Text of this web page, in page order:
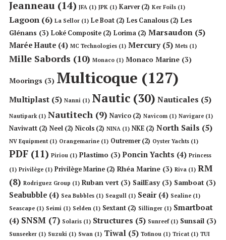
Jeanneau (14) JFA (1) JPK (1) Karver(2) Ker Foils (1)
Lagoon (6) La Sellor (1) Le Boat (2) Les Canalous (2) Les
Glénans (3) Loké Composite (2) Lorima (2) Marsaudon (5)
Marée Haute (4) MC Technologies (1) Mercury(5) Mets (1)
Mille Sabords (10) Monaco (1) Monaco Marine (3)
Moorings (3) Multicoque (127)
Multiplast (5) Nanni (1) Nautic (30) Nauticales (5)
Nautipark(1) Nautitech (9) Navico (2) Navicom (1) Navigare (1)
Naviwatt (2) Neel (2) Nicols (2) NINA (1) NKE (2) North Sails (5)
NV Equipment(1) Orangemarine (1) Outremer(2) Oyster Yachts (1)
PDF (11) Piriou (1) Plastimo (3) Poncin Yachts (4) Princess
(1) Privilège (1) Privilège Marine (2) Rhéa Marine (3) Riva (1) RM
(8) Rodriguez Group (1) Ruban vert (3) SailEasy(3) Samboat (3)
Seabubble (4) Sea Bubbles (1) Seagull (1) Seair(4) Sealine (1)
Seascape (1) Seimi (1) Selden (1) Sextant (2) Sillinger (1) Smartboat
(4) SNSM (7) Solaris (1) Structures (5) Sunreef(1) Sunsail (3)
Sunseeker (1) Suzuki (1) Swan (1) Tiwal (5) Tofinou (1) Tricat(1) TUI